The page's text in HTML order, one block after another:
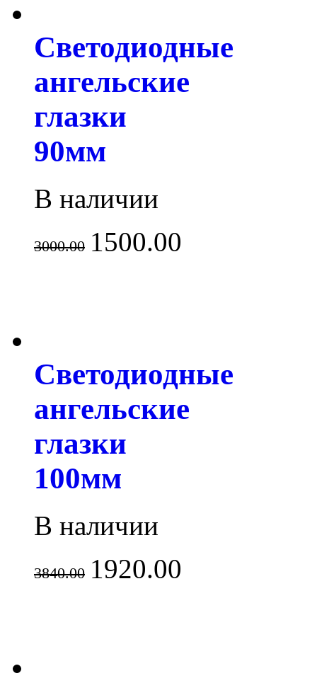
Светодиодные
ангельские
глазки
90мм
В наличии
3000.00 1500.00
Светодиодные
ангельские
глазки
100мм
В наличии
3840.00 1920.00